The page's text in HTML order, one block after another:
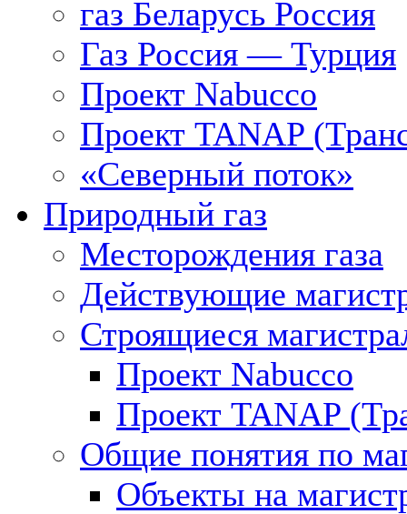
газ Беларусь Россия
Газ Россия — Турция
Проект Nabucco
Проект TANAP
«Северный поток»
Природный газ
Месторождения газа
Действующие
Строящиеся
Проект Nabucco
Проект TANAP
Общие понятия по
Объекты на